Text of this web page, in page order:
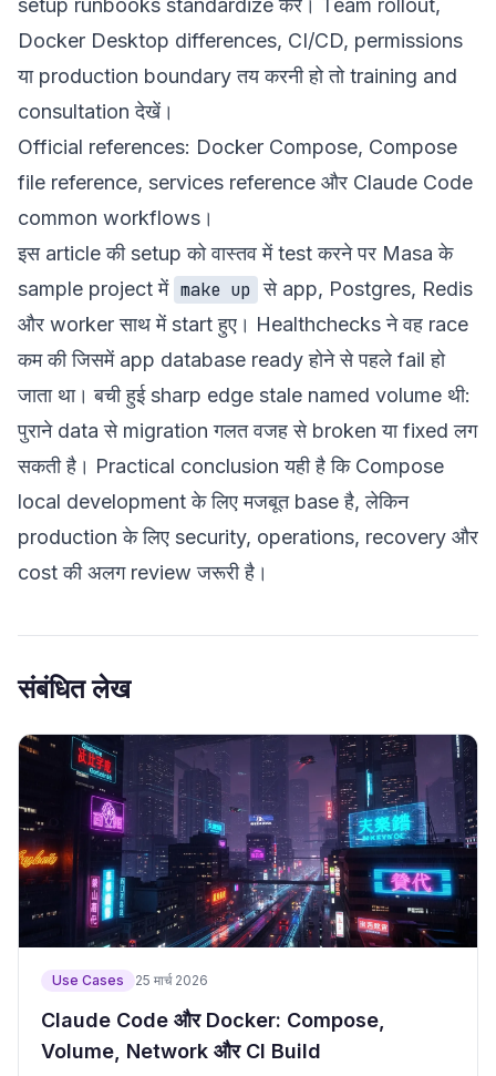
setup runbooks standardize करें। Team rollout,
Docker Desktop differences, CI/CD, permissions
या production boundary तय करनी हो तोtraining and
consultation देखें।
Official references: Docker Compose, Compose
file reference, services reference और Claude Code
common workflows ।
इस article की setup को वास्तव में test करने पर Masa के
sample project में make up से app, Postgres, Redis
और worker साथ में start हुए। Healthchecks ने वह race
कम की जिसमें app database ready होने से पहले fail हो
जाता था। बची हुई sharp edge stale named volume थी:
पुराने data से migration गलत वजह से broken या fixed लग
सकती है। Practical conclusion यही है कि Compose
local development के लिए मजबूत base है, लेकिन
production के लिए security, operations, recovery और
cost की अलग review जरूरी है।
संबंधित लेख
Use Cases 25 मार्च 2026
Claude Code और Docker: Compose,
Volume, Network और CI Build